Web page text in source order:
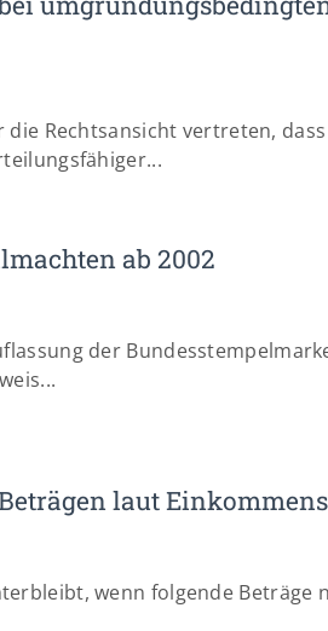
Rechtsansicht vertreten,
ab 2002
der
laut
wenn folgende Beträge